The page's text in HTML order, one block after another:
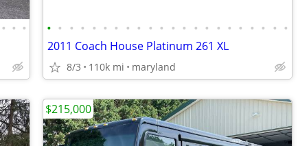
• • • • • • • • • • • • • • • • • • • • • • • • •
2011 Coach House Platinum 261 XL
8/3 110k mi maryland
$215,000